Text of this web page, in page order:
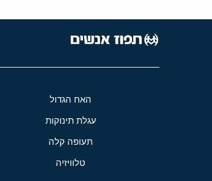
האח הגדול
עגלת תינוקות
תעופה קלה
טלוויזיה